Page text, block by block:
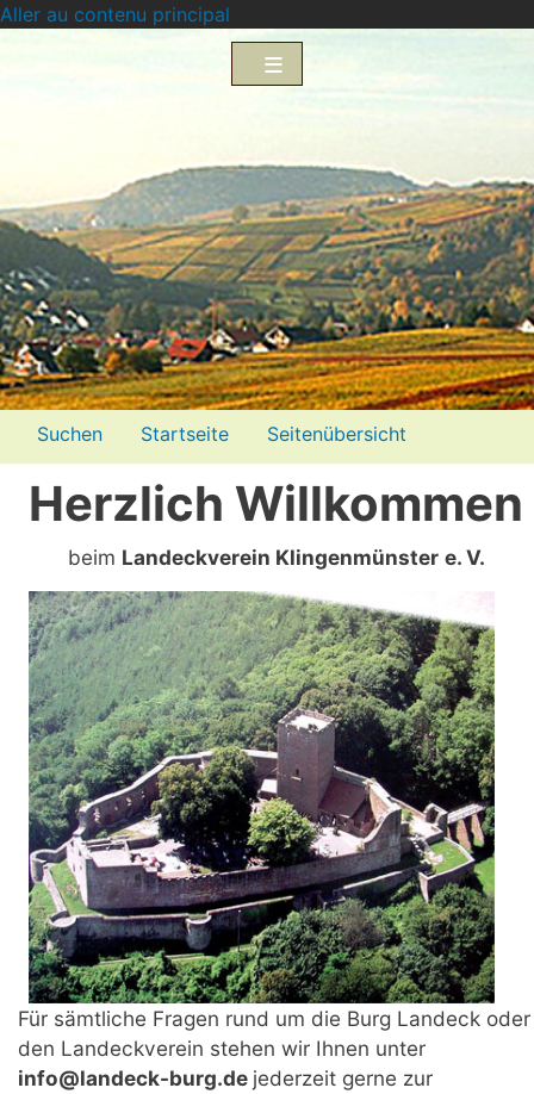
Aller au contenu principal
Menü2
Suchen Startseite
Seitenübersicht
Impressum
Datenschutzerklärung
Herzlich Willkommen
beim Landeckverein Klingenmünster e. V.
Für sämtliche Fragen rund um die Burg Landeck oder
den Landeckverein stehen wir Ihnen unter
info@landeck-burg.de jederzeit gerne zur